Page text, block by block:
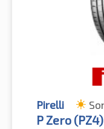
Pirelli
P Zero